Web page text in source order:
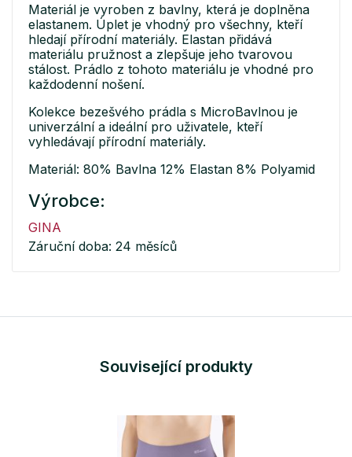
Materiál je vyroben z bavlny, která je doplněna
elastanem. Úplet je vhodný pro všechny, kteří
hledají přírodní materiály. Elastan přidává
materiálu pružnost a zlepšuje jeho tvarovou
stálost. Prádlo z tohoto materiálu je vhodné pro
každodenní nošení.
Kolekce bezešvého prádla s MicroBavlnou je
univerzální a ideální pro uživatele, kteří
vyhledávají přírodní materiály.
Materiál: 80% Bavlna 12% Elastan 8% Polyamid
Výrobce:
GINA
Záruční doba: 24 měsíců
Související produkty